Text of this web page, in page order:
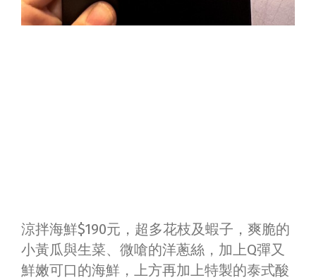
涼拌海鮮$190元，超多花枝及蝦子，爽脆的
小黃瓜與生菜、微嗆的洋蔥絲，加上Q彈又
鮮嫩可口的海鮮，上方再加上特製的泰式酸